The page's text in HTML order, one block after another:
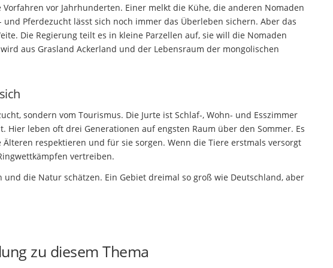
vor Jahrhunderten. Einer melkt die Kühe, die anderen Nomaden
Pferdezucht lässt sich noch immer das Überleben sichern. Aber das
Die Regierung teilt es in kleine Parzellen auf, sie will die Nomaden
aus Grasland Ackerland und der Lebensraum der mongolischen
sondern vom Tourismus. Die Jurte ist Schlaf-, Wohn- und Esszimmer
leben oft drei Generationen auf engsten Raum über den Sommer. Es
respektieren und für sie sorgen. Wenn die Tiere erstmals versorgt
vertreiben.
die Natur schätzen. Ein Gebiet dreimal so groß wie Deutschland, aber
zu diesem Thema